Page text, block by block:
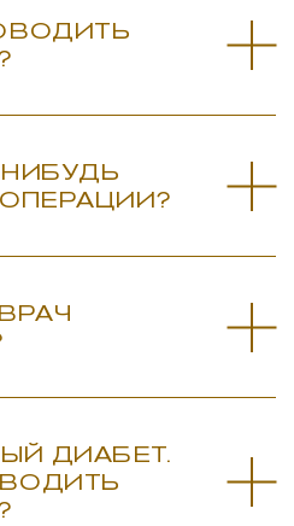
ДИАБЕТ.